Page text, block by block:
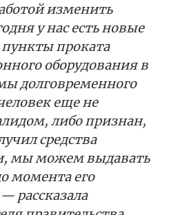
изменить
у нас есть новые
проката
оборудования в
долговременного
еще не
либо признан,
средства
мы можем выдавать
момента его
рассказала